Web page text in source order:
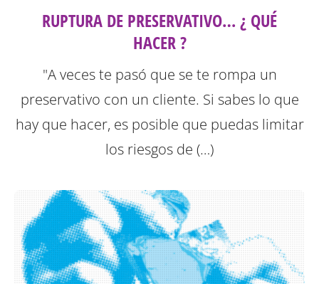
RUPTURA DE PRESERVATIVO… ¿ QUÉ
HACER ?
"A veces te pasó que se te rompa un
preservativo con un cliente. Si sabes lo que
hay que hacer, es posible que puedas limitar
los riesgos de (…)